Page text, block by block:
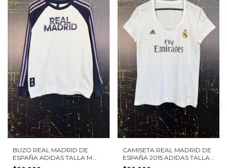
BUZO REAL MADRID DE
ESPAÑA ADIDAS TALLA M
NIÑO
CAMISETA REAL MADRID DE
ESPAÑA 2015 ADIDAS TALLA
L MUJER